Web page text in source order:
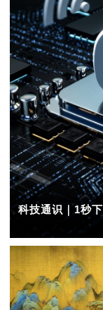
科技通识｜1秒